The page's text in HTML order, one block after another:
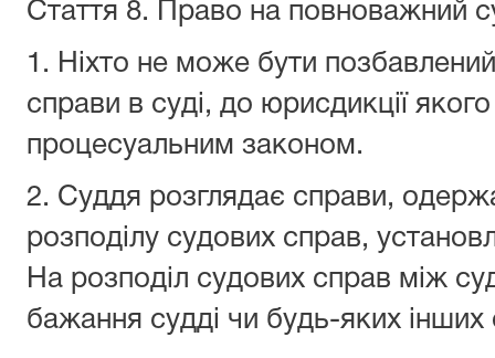
Стаття 8. Право на повноважний
1. Ніхто не може бути
справи в суді, до юрисдикції
процесуальним законом.
2. Суддя розглядає справи,
розподілу судових справ,
На розподіл судових справ між
бажання судді чи будь-яких інших